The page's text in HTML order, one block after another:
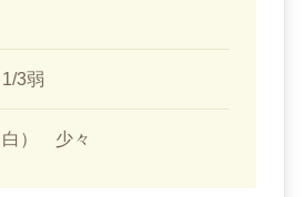
3弱
白） 少々